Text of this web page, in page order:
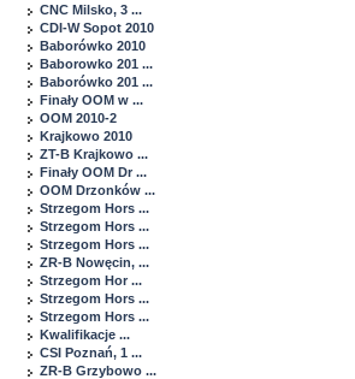
CNC Milsko, 3 ...
CDI-W Sopot 2010
Baborówko 2010
Baborowko 201 ...
Baborówko 201 ...
Finały OOM w ...
OOM 2010-2
Krajkowo 2010
ZT-B Krajkowo ...
Finały OOM Dr ...
OOM Drzonków ...
Strzegom Hors ...
Strzegom Hors ...
Strzegom Hors ...
ZR-B Nowęcin, ...
Strzegom Hor ...
Strzegom Hors ...
Strzegom Hors ...
Kwalifikacje ...
CSI Poznań, 1 ...
ZR-B Grzybowo ...